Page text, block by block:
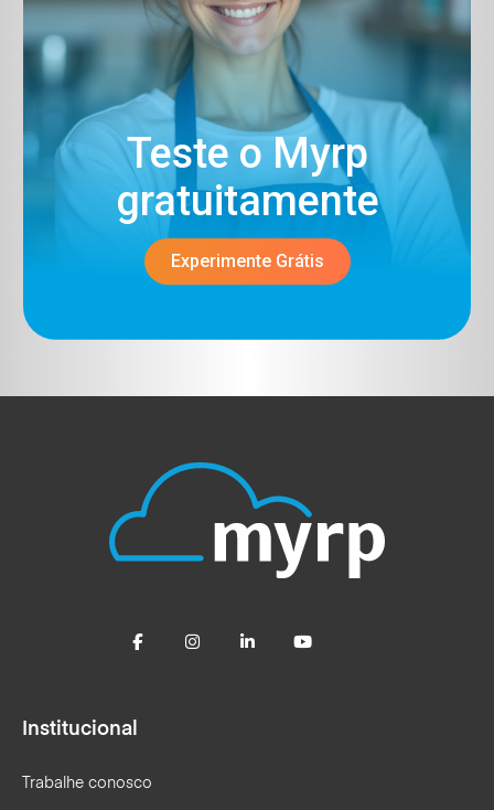
Teste o Myrp
gratuitamente​
Experimente Grátis
Institucional
Trabalhe conosco